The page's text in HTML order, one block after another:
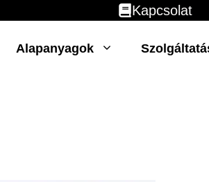
Kapcsolat
Alapanyagok